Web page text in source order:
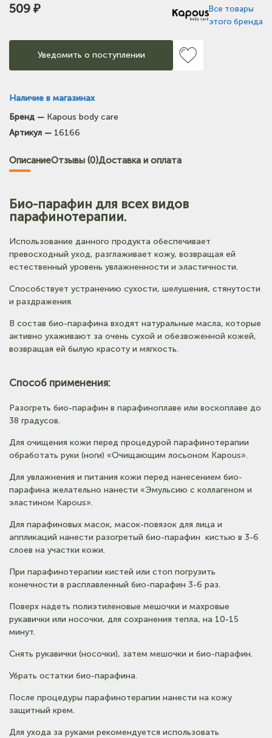
509 ₽
Все товары
этого бренда
Уведомить о поступлении
Наличие в магазинах
Бренд — Kapous body care
Артикул — 16166
ОписаниеОтзывы (0)Доставка и оплата
Био-парафин для всех видов
парафинотерапии.
Использование данного продукта обеспечивает
превосходный уход, разглаживает кожу, возвращая ей
естественный уровень увлажненности и эластичности.
Способствует устранению сухости, шелушения, стянутости
и раздражения.
В состав био-парафина входят натуральные масла, которые
активно ухаживают за очень сухой и обезвоженной кожей,
возвращая ей былую красоту и мягкость.
Способ применения:
Разогреть био-парафин в парафиноплаве или воскоплаве до
38 градусов.
Для очищения кожи перед процедурой парафинотерапии
обработать руки (ноги) «Очищающим лосьоном Kapous».
Для увлажнения и питания кожи перед нанесением био-
парафина желательно нанести «Эмульсию с коллагеном и
эластином Kapous».
Для парафиновых масок, масок-повязок для лица и
аппликаций нанести разогретый био-парафин кистью в 3-6
слоев на участки кожи.
При парафинотерапии кистей или стоп погрузить
конечности в расплавленный био-парафин 3-6 раз.
Поверх надеть полиэтиленовые мешочки и махровые
рукавички или носочки, для сохранения тепла, на 10-15
минут.
Снять рукавички (носочки), затем мешочки и био-парафин.
Убрать остатки био-парафина.
После процедуры парафинотерапии нанести на кожу
защитный крем.
Для ухода за руками рекомендуется использовать